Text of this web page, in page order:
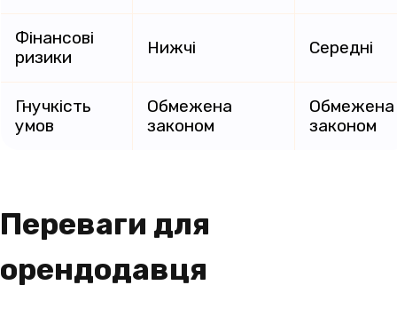
Фінансові
ризики
Нижчі Середні
Гнучкість
умов
Обмежена
законом
Обмежена
законом
Переваги для
орендодавця